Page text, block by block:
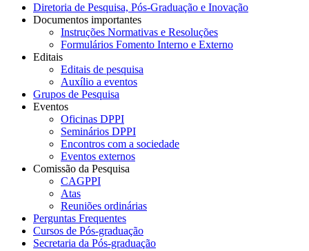
Diretoria de Pesquisa, Pós-Graduação e Inovação
Documentos importantes
Instruções Normativas e Resoluções
Formulários Fomento Interno e Externo
Editais
Editais de pesquisa
Auxílio a eventos
Grupos de Pesquisa
Eventos
Oficinas DPPI
Seminários DPPI
Encontros com a sociedade
Eventos externos
Comissão da Pesquisa
CAGPPI
Atas
Reuniões ordinárias
Perguntas Frequentes
Cursos de Pós-graduação
Secretaria da Pós-graduação